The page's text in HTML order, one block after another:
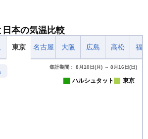
本の気温比較
東京 名古屋 大阪 広島 高松 福
集計期間： 8月10日(月) ～ 8月16日(日)
ハルシュタット 東京